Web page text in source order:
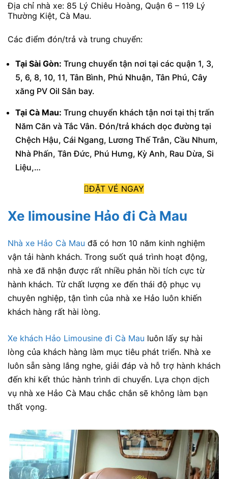
Địa chỉ nhà xe: 85 Lý Chiêu Hoàng, Quận 6 – 119 Lý
Thường Kiệt, Cà Mau.
Các điểm đón/trả và trung chuyển:
Tại Sài Gòn: Trung chuyển tận nơi tại các quận 1, 3,
5, 6, 8, 10, 11, Tân Bình, Phú Nhuận, Tân Phú, Cây
xăng PV Oil Sân bay.
Tại Cà Mau: Trung chuyển khách tận nơi tại thị trấn
Năm Căn và Tắc Vân. Đón/trả khách dọc đường tại
Chệch Hậu, Cái Ngang, Lương Thế Trân, Cầu Nhum,
Nhà Phấn, Tân Đức, Phú Hưng, Kỳ Anh, Rau Dừa, Si
Liệu,…
ĐẶT VÉ NGAY
Xe limousine Hảo đi Cà Mau
Nhà xe Hảo Cà Mau đã có hơn 10 năm kinh nghiệm
vận tải hành khách. Trong suốt quá trình hoạt động,
nhà xe đã nhận được rất nhiều phản hồi tích cực từ
hành khách. Từ chất lượng xe đến thái độ phục vụ
chuyên nghiệp, tận tình của nhà xe Hảo luôn khiến
khách hàng rất hài lòng.
Xe khách Hảo Limousine đi Cà Mau luôn lấy sự hài
lòng của khách hàng làm mục tiêu phát triển. Nhà xe
luôn sẵn sàng lắng nghe, giải đáp và hỗ trợ hành khách
đến khi kết thúc hành trình di chuyển. Lựa chọn dịch
vụ nhà xe Hảo Cà Mau chắc chắn sẽ không làm bạn
thất vọng.